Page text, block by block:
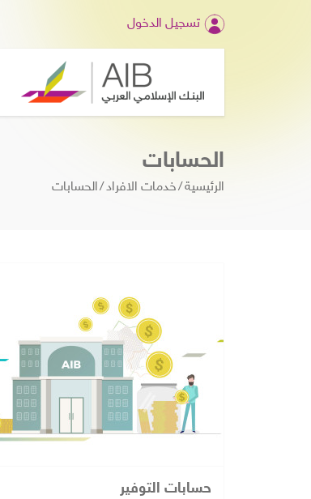
تسجيل الدخول
الحسابات
الرئيسية خدمات الافراد الحسابات
حسابات التوفير